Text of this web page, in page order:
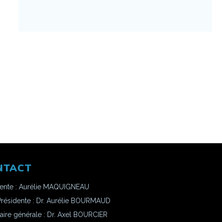
: Aurélie MAQUIGNEAU
: Dr. Aurélie BOURMAUD
générale : Dr. Axel BOURCIER